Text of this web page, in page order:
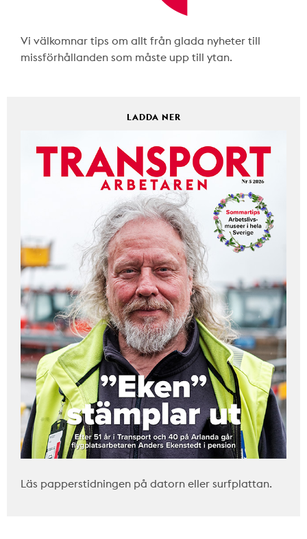
Vi välkomnar tips om allt från glada nyheter till
missförhållanden som måste upp till ytan.
LADDA NER
Läs papperstidningen på datorn eller surfplattan.